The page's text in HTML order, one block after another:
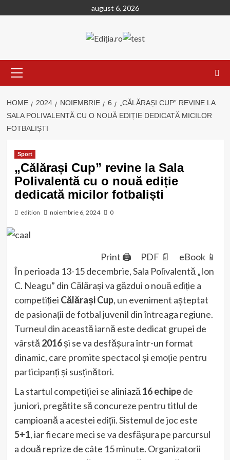
to
august 6, 2026
Menu
HOME 2024 NOIEMBRIE 6
„CĂLĂRAȘI CUP” REVINE LA
SALA POLIVALENTĂ CU O NOUĂ EDIȚIE DEDICATĂ MICILOR
FOTBALIȘTI
Sport
„Călărași Cup” revine la Sala
Polivalentă cu o nouă ediție
dedicată micilor fotbaliști
edition noiembrie 6, 2024 0
Print 🖨 PDF 📄
eBook 📱
În perioada 13-15 decembrie, Sala Polivalentă „Ion
C. Neagu” din Călărași va găzdui o nouă ediție a
competiției Călărași Cup, un eveniment așteptat
de pasionații de fotbal juvenil din întreaga regiune.
Turneul din această iarnă este dedicat grupei de
vârstă 2016și se va desfășura într-un format
dinamic, care promite spectacol și emoție pentru
participanți și susținători.
La startul competiției se aliniază 16 echipede
juniori, pregătite să concureze pentru titlul de
campioană a acestei ediții. Sistemul de joc este
5+1, iar fiecare meci se va desfășura pe parcursul
a două reprize de câte 15 minute. Organizatorii